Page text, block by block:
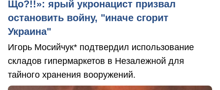
Що?!!»: ярый укронацист призвал
остановить войну, "иначе сгорит
Украина"
Игорь Мосийчук* подтвердил использование
складов гипермаркетов в Незалежной для
тайного хранения вооружений.